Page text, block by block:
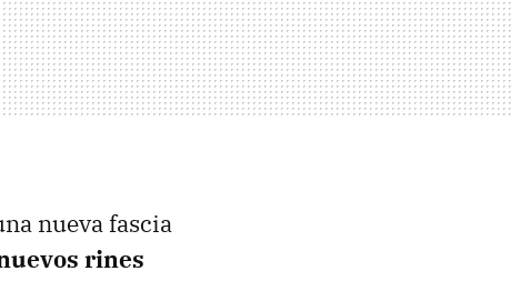
nueva fascia
rines